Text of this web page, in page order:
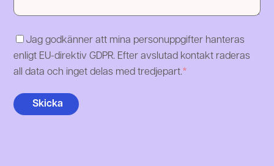
Jag godkänner att mina personuppgifter hanteras
enligt EU-direktiv GDPR. Efter avslutad kontakt raderas
all data och inget delas med tredjepart.*
Skicka